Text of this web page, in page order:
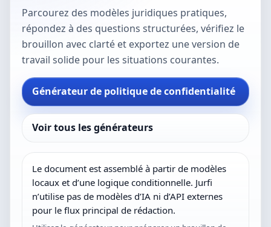
Parcourez des modèles juridiques pratiques,
répondez à des questions structurées, vérifiez le
brouillon avec clarté et exportez une version de
travail solide pour les situations courantes.
Générateur de politique de confidentialité
Voir tous les générateurs
Le document est assemblé à partir de modèles
locaux et d’une logique conditionnelle. Jurfi
n’utilise pas de modèles d’IA ni d’API externes
pour le flux principal de rédaction.